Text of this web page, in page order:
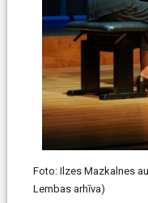
Foto: Ilzes Mazkalnes
Lembas arhīva)